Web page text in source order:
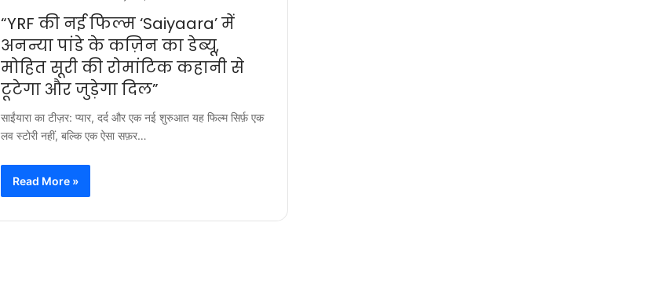
“YRF की नई फिल्म ‘Saiyaara’ में
अनन्या पांडे के कज़िन का डेब्यू,
मोहित सूरी की रोमांटिक कहानी से
टूटेगा और जुड़ेगा दिल”
साईंयारा का टीज़र: प्यार, दर्द और एक नई शुरुआत यह फिल्म सिर्फ़ एक
लव स्टोरी नहीं, बल्कि एक ऐसा सफ़र…
Read More »